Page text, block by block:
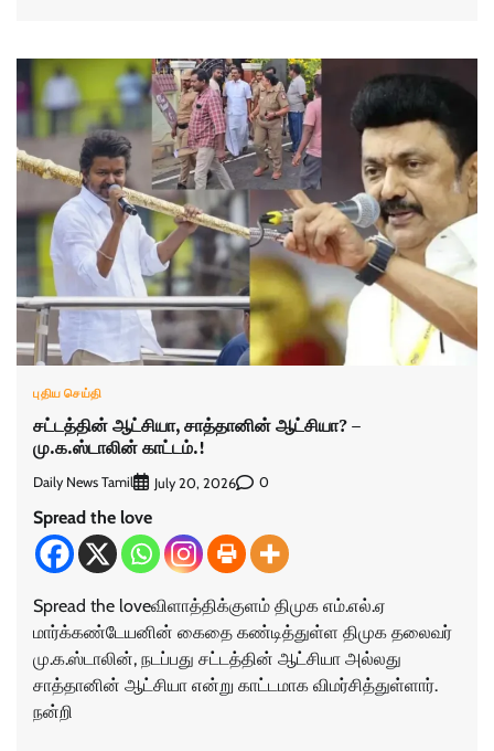
புதிய செய்தி
சட்டத்தின் ஆட்சியா, சாத்தானின் ஆட்சியா? –
மு.க.ஸ்டாலின் காட்டம்.!
Daily News Tamil July 20, 2026 0
Spread the love
Spread the loveவிளாத்திக்குளம் திமுக எம்.எல்.ஏ
மார்க்கண்டேயனின் கைதை கண்டித்துள்ள திமுக தலைவர்
மு.க.ஸ்டாலின், நடப்பது சட்டத்தின் ஆட்சியா அல்லது
சாத்தானின் ஆட்சியா என்று காட்டமாக விமர்சித்துள்ளார்.
நன்றி